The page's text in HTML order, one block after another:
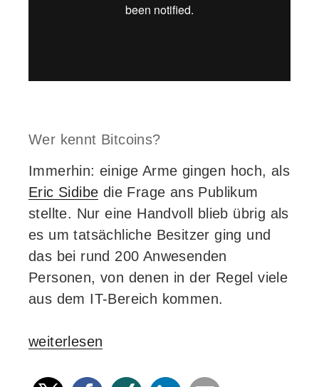
Wer kennt Bitcoins?
Immerhin: einige Arme gingen hoch, als
Eric Sidibe die Frage ans Publikum
stellte. Nur eine Handvoll blieb übrig als
es um tatsächliche Besitzer ging und
das bei rund 200 Anwesenden
Personen, von denen in der Regel viele
aus dem IT-Bereich kommen.
„Bitcoins
weiterlesen